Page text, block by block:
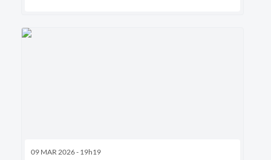
09 MAR 2026 - 19h19